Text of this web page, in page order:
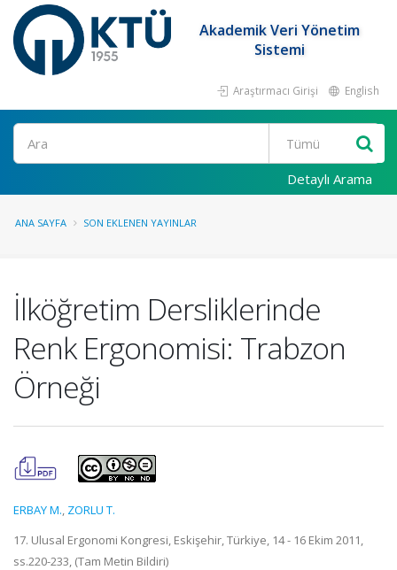
Akademik Veri Yönetim
Sistemi
Araştırmacı Girişi English
Ara
Detaylı Arama
ANA SAYFA SON EKLENEN YAYINLAR
İlköğretim Dersliklerinde
Renk Ergonomisi: Trabzon
Örneği
ERBAY M., ZORLU T.
17. Ulusal Ergonomi Kongresi, Eskişehir, Türkiye, 14 - 16 Ekim 2011,
ss.220-233, (Tam Metin Bildiri)